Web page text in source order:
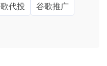
代投
谷歌推广